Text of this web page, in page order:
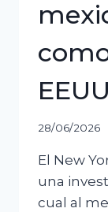
EEUU
28/06/2026
El New
una
cual al